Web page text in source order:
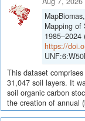
Mapping of
1985–2024
https://
This dataset
31,047 soil layers. It
soil organic carbon
the creation of annual